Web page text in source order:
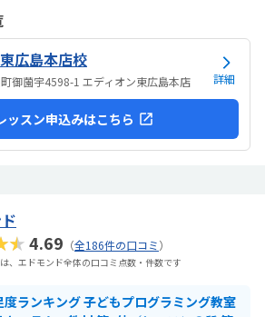
広島本店校
御薗宇4598-1 エディオン東広島本店 詳細
ッスン申込みはこちら
4.69 （全186件の口コミ）
、エドモンド全体の口コミ点数・件数です
ランキング 子どもプログラミング教室